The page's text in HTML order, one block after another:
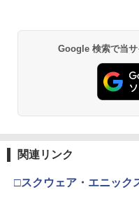
Google 検索で当サ
関連リンク
□スクウェア・エニック